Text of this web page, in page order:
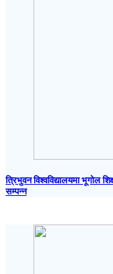
त्रिभुवन विश्वविद्यालयमा भूगोल
सम्पन्न